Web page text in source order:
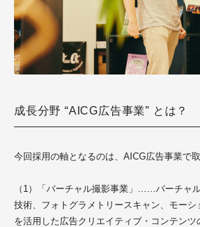
成長分野 “AICG広告事業” とは？
今回採用の軸となるのは、AICG広告事業で
（1）「バーチャル撮影事業」……バーチャ
技術、フォトグラメトリースキャン、モー
を活用した広告クリエイティブ・コンテンツ